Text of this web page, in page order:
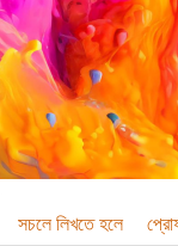
সচলে লিখতে হলে